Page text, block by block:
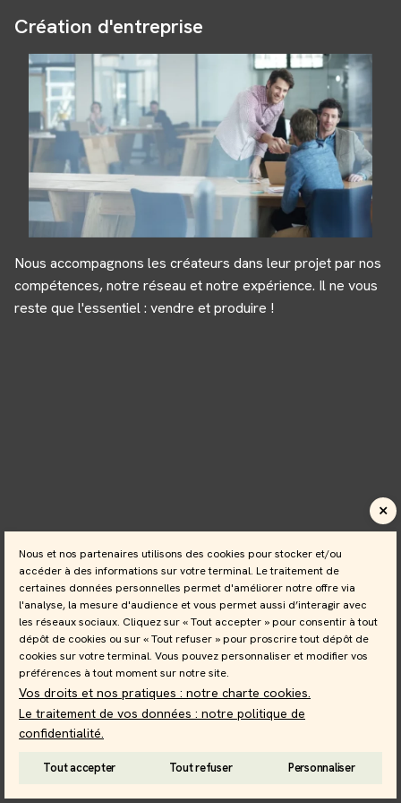
Création d'entreprise
Nous accompagnons les créateurs dans leur projet par nos
compétences, notre réseau et notre expérience. Il ne vous
reste que l'essentiel : vendre et produire !
Nous et nos partenaires utilisons des cookies pour stocker et/ou
accéder à des informations sur votre terminal. Le traitement de
certaines données personnelles permet d'améliorer notre offre via
l'analyse, la mesure d'audience et vous permet aussi d’interagir avec
les réseaux sociaux. Cliquez sur « Tout accepter » pour consentir à tout
dépôt de cookies ou sur « Tout refuser » pour proscrire tout dépôt de
cookies sur votre terminal. Vous pouvez personnaliser et modifier vos
préférences à tout moment sur notre site.
Vos droits et nos pratiques : notre charte cookies.
Le traitement de vos données : notre politique de
confidentialité.
Tout accepter Tout refuser Personnaliser